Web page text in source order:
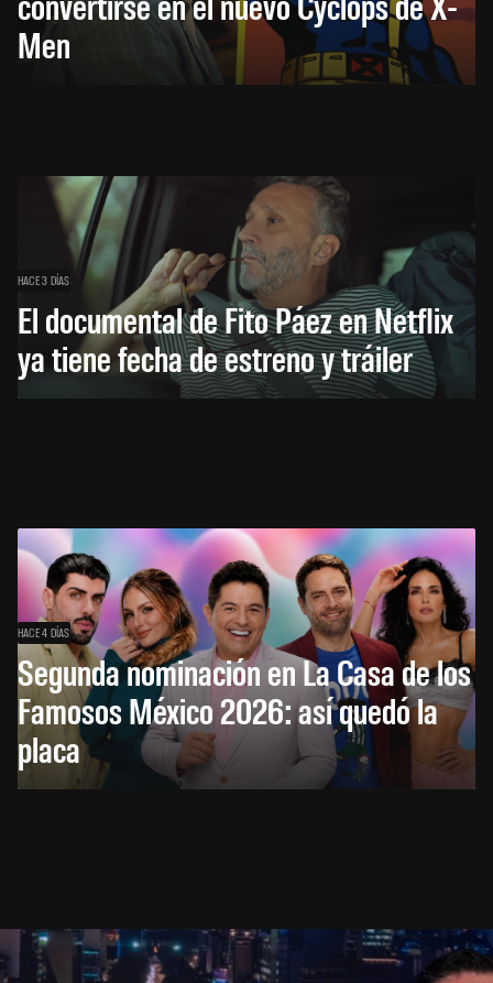
Men
HACE 3 DÍAS
El documental de Fito Páez en Netflix
ya tiene fecha de estreno y tráiler
HACE 4 DÍAS
Segunda nominación en La Casa de los
Famosos México 2026: así quedó la
placa